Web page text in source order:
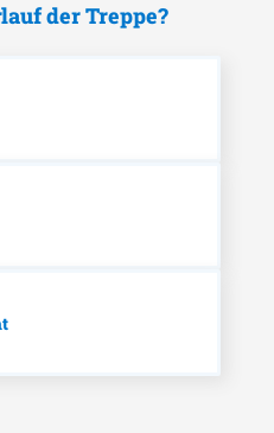
der Treppe?